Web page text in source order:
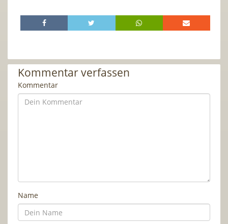
Kommentar verfassen
Kommentar
Name